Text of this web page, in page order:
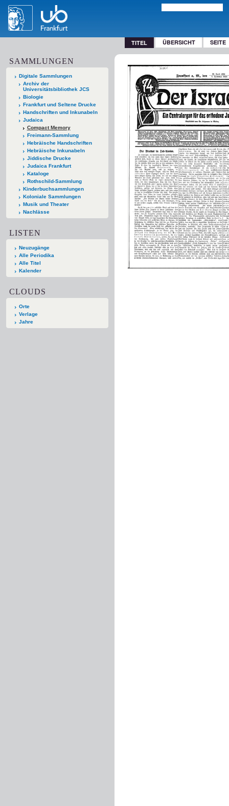
TITEL ÜBERSICHT SEITE
SAMMLUNGEN
Digitale Sammlungen
Archiv der
Universitätsbibliothek JCS
Biologie
Frankfurt und Seltene Drucke
Handschriften und Inkunabeln
Judaica
Compact Memory
Freimann-Sammlung
Hebräische Handschriften
Hebräische Inkunabeln
Jiddische Drucke
Judaica Frankfurt
Kataloge
Rothschild-Sammlung
Kinderbuchsammlungen
Koloniale Sammlungen
Musik und Theater
Nachlässe
LISTEN
Neuzugänge
Alle Periodika
Alle Titel
Kalender
CLOUDS
Orte
Verlage
Jahre